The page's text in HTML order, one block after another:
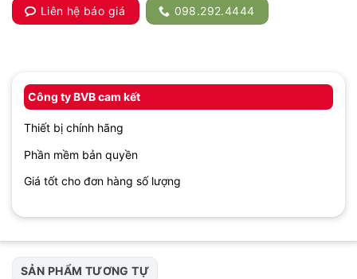
Liên hệ báo giá
098.292.4444
Công ty BVB cam kết
Thiết bị chính hãng
Phần mềm bản quyền
Giá tốt cho đơn hàng số lượng
SẢN PHẨM TƯƠNG TỰ